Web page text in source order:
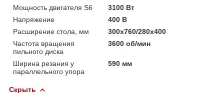
Мощность двигателя S6
3100 Вт
Напряжение
400 В
Расширение стола, мм
300х760/280х400
Частота вращения
пильного диска
3600 об/мин
Ширина резания у
параллельного упора
590 мм
Скрыть